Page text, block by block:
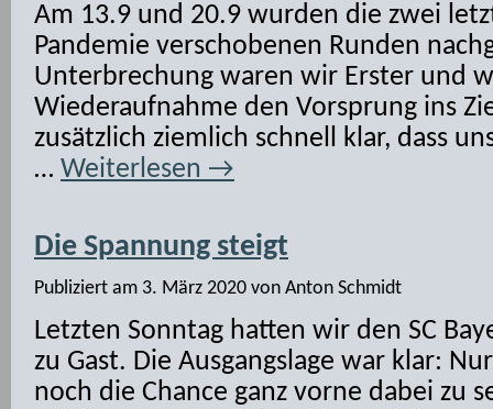
Am 13.9 und 20.9 wurden die zwei
Pandemie verschobenen Runden
Unterbrechung waren wir Erster und
Wiederaufnahme den Vorsprung ins
zusätzlich ziemlich schnell klar, dass
… Weiterlesen →
Die Spannung steigt
Publiziert am 3. März 2020 von Anton Schmidt
Letzten Sonntag hatten wir den SC
zu Gast. Die Ausgangslage war klar:
noch die Chance ganz vorne dabei zu